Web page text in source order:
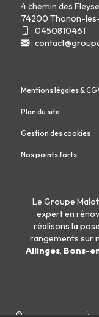
4 chemin des
74200 Thonon-
: 0450810461
:
Mentions légales &
Plan du site
Gestion des cookies
Nos points forts
Le Groupe
expert en
réalisons la
rangements sur
Allinges, Bons-
© 2026 Agence Web